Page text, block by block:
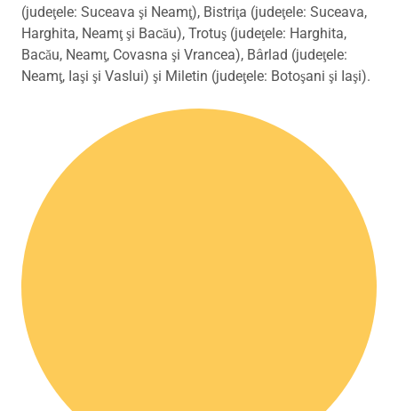
(judeţele: Suceava şi Neamţ), Bistriţa (judeţele: Suceava,
Harghita, Neamţ şi Bacău), Trotuş (judeţele: Harghita,
Bacău, Neamţ, Covasna şi Vrancea), Bârlad (judeţele:
Neamţ, Iaşi şi Vaslui) şi Miletin (judeţele: Botoşani şi Iaşi).